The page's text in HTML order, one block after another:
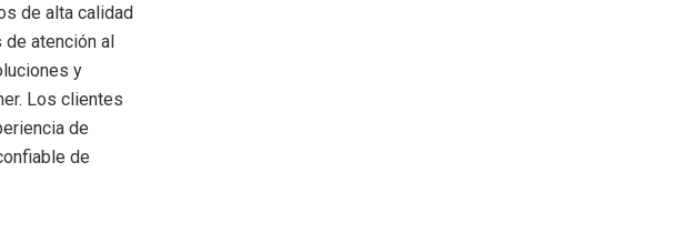
de alta calidad
atención al
y
Los clientes
de
de